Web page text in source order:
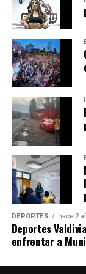
De acuerdo
momento del
utilizado un
funcionarios,
en el lugar.
Cancino Tapia
y fue trasladado
Valdivia, donde
una extremidad
Cuidados
El médico
en condiciones
formalización
postoperatoria.
DEPORTES hace 2
Deportes
enfrentar a